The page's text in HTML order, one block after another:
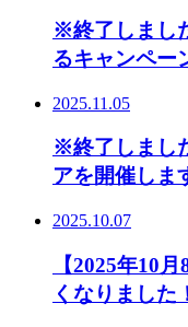
※終了しまし
るキャンペー
2025.11.05
※終了しまし
アを開催しま
2025.10.07
【2025年10
くなりました